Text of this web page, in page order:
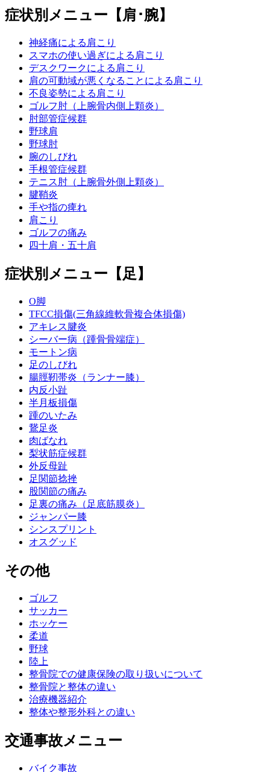
症状別メニュー【肩･腕】
神経痛による肩こり
スマホの使い過ぎによる肩こり
デスクワークによる肩こり
肩の可動域が悪くなることによる肩こり
不良姿勢による肩こり
ゴルフ肘（上腕骨内側上顆炎）
肘部管症候群
野球肩
野球肘
腕のしびれ
手根管症候群
テニス肘（上腕骨外側上顆炎）
腱鞘炎
手や指の痺れ
肩こり
ゴルフの痛み
四十肩・五十肩
症状別メニュー【足】
O脚
TFCC損傷(三角線維軟骨複合体損傷)
アキレス腱炎
シーバー病（踵骨骨端症）
モートン病
足のしびれ
腸脛靭帯炎（ランナー膝）
内反小趾
半月板損傷
踵のいたみ
鵞足炎
肉ばなれ
梨状筋症候群
外反母趾
足関節捻挫
股関節の痛み
足裏の痛み（足底筋膜炎）
ジャンパー膝
シンスプリント
オスグッド
その他
ゴルフ
サッカー
ホッケー
柔道
野球
陸上
整骨院での健康保険の取り扱いについて
整骨院と整体の違い
治療機器紹介
整体や整形外科との違い
交通事故メニュー
バイク事故